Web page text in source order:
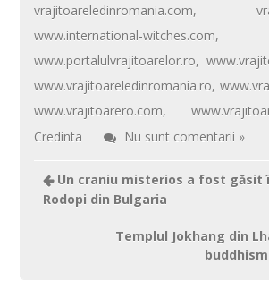
vrajitoareledinromania.com,
www.international-witches.com,
www.portalulvrajitoarelor.ro,
www.vrajitoareledinromania.ro,
www.vrajitoarero.com,
Credinta
Nu sunt comentarii »
Un craniu misterios a fost găsit
Rodopi din Bulgaria
Templul Jokhang din